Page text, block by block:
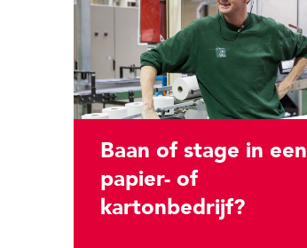
Baan of stage in een
papier- of
kartonbedrijf?